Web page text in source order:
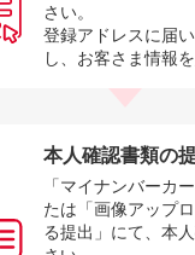
さい。
登録アドレスに届
し、お客さま情報
本人確認書類の
「マイナンバーカ
たは「画像アップ
る提出」にて、本